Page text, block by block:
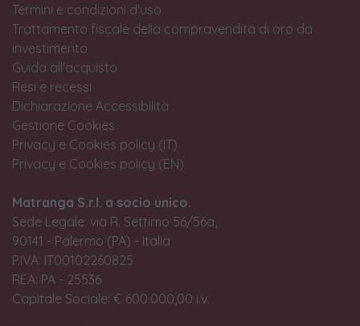
Termini e condizioni d'uso
Trattamento fiscale della compravendita di oro da
investimento
Guida all'acquisto
Resi e recessi
Dichiarazione Accessibilità
Gestione Cookies
Privacy e Cookies policy (IT)
Privacy e Cookies policy (EN)
Matranga S.r.l. a socio unico.
Sede Legale: via R. Settimo 56/56a,
90141 - Palermo (PA) - Italia
P.IVA: IT00102260825
REA: PA - 25536
Capitale Sociale: € 600.000,00 i.v.